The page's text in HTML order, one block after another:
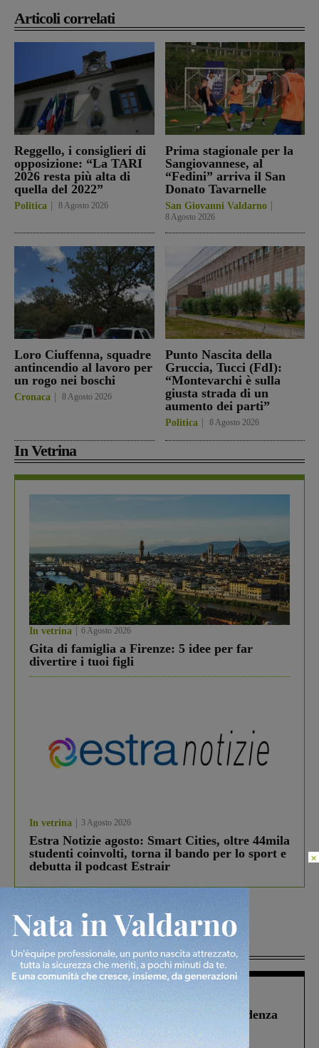
Articoli correlati
Reggello, i consiglieri di
opposizione: “La TARI
2026 resta più alta di
quella del 2022”
Politica 8 Agosto 2026
Prima stagionale per la
Sangiovannese, al
“Fedini” arriva il San
Donato Tavarnelle
San Giovanni Valdarno
8 Agosto 2026
Loro Ciuffenna, squadre
antincendio al lavoro per
un rogo nei boschi
Cronaca 8 Agosto 2026
Punto Nascita della
Gruccia, Tucci (FdI):
“Montevarchi è sulla
giusta strada di un
aumento dei parti”
Politica 8 Agosto 2026
In Vetrina
In vetrina 6 Agosto 2026
Gita di famiglia a Firenze: 5 idee per far
divertire i tuoi figli
In vetrina 3 Agosto 2026
Estra Notizie agosto: Smart Cities, oltre 44mila
studenti coinvolti, torna il bando per lo sport e
debutta il podcast Estrair
Più lette
Figline Incisa Valdarno 1 Agosto 2026
Piscina di Figline finanziata oltre la scadenza
Pnrr, il gruppo di Fratelli d’Italia: “Un
ringraziamento al Governo”
×